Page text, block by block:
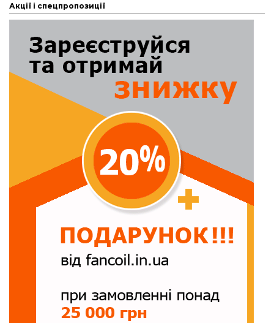
Акції і спецпропозиції